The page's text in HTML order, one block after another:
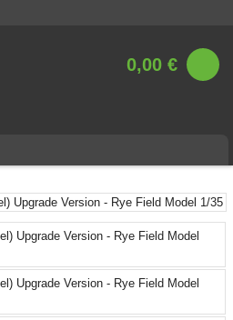
0,00 €